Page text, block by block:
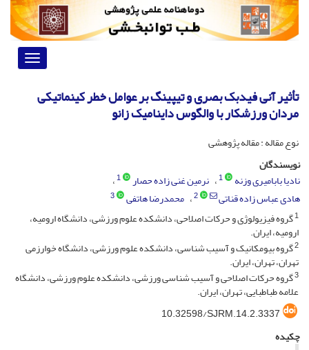
Toggle
تأثیر آنی فیدبک بصری و تیپینگ بر عوامل خطر کینماتیکی
مردان ورزشکار با والگوس داینامیک زانو
نوع مقاله : مقاله پژوهشی
نویسندگان
نادیا بابامیری وزنه
1 نرمین غنی زاده حصار 1
هادی عباس زاده قناتی 2 محمدرضا هاتفی
3
1گروه فیزیولوژی و حرکات اصلاحی، دانشکده علوم ورزشی، دانشگاه ارومیه،
ارومیه، ایران.
2گروه بیومکانیک و آسیب شناسی، دانشکده علوم ورزشی، دانشگاه خوارزمی
تهران، تهران، ایران.
3گروه حرکات اصلاحی و آسیب شناسی ورزشی، دانشکده علوم ورزشی، دانشگاه
علامه طباطبایی، تهران، ایران.
10.32598/SJRM.14.2.3337
چکیده